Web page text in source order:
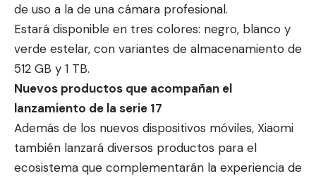
de uso a la de una cámara profesional.
Estará disponible en tres colores: negro, blanco y
verde estelar, con variantes de almacenamiento de
512 GB y 1 TB.
Nuevos productos que acompañan el
lanzamiento de la serie 17
Además de los nuevos dispositivos móviles, Xiaomi
también lanzará diversos productos para el
ecosistema que complementarán la experiencia de